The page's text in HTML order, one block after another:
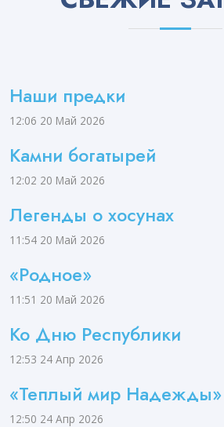
Наши предки
12:06 20 Май 2026
Камни богатырей
12:02 20 Май 2026
Легенды о хосунах
11:54 20 Май 2026
«Родное»
11:51 20 Май 2026
Ко Дню Республики
12:53 24 Апр 2026
«Теплый мир Надежды»
12:50 24 Апр 2026